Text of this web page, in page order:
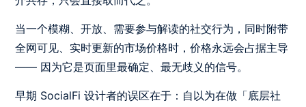
当一个模糊、开放、需要参与解读的社交行为，同时附带
全网可见、实时更新的市场价格时，价格永远会占据主导
—— 因为它是页面里最确定、最无歧义的信号。
早期 SocialFi 设计者的误区在于：自以为在做「底层社